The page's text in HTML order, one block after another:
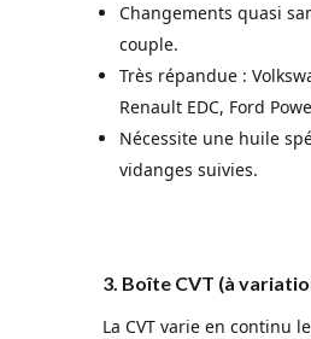
Changements quasi
couple.
Très répandue :
Renault EDC, Ford
Nécessite une huile
vidanges suivies.
3. Boîte CVT (à
La CVT varie en continu